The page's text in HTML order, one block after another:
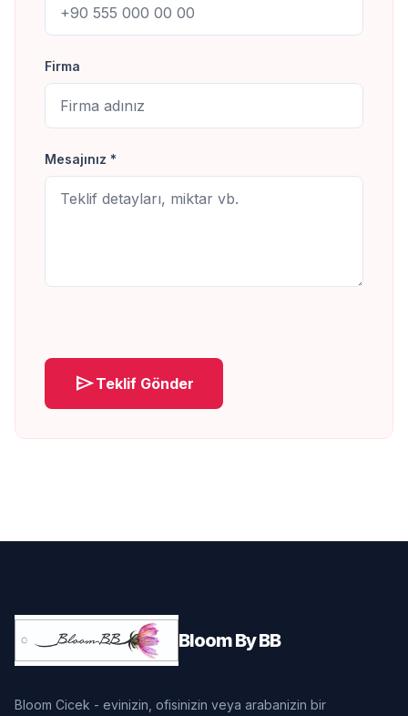
Firma
Mesajınız *
sendTeklif Gönder
Bloom By BB
Bloom Cicek - evinizin, ofisinizin veya arabanizin bir